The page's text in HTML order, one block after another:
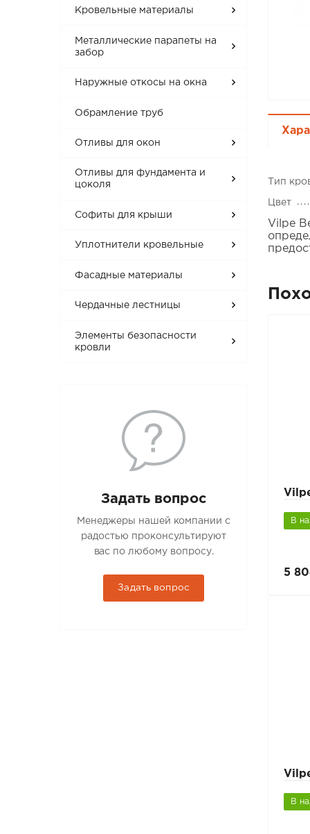
Кровельные материалы
Металлические парапеты на
забор
Наружные откосы на окна
Обрамление труб
Отливы для окон
Отливы для фундамента и
цоколя
Софиты для крыши
Уплотнители кровельные
Фасадные материалы
Чердачные лестницы
Элементы безопасности
кровли
Задать вопрос
Менеджеры нашей компании с
радостью проконсультируют
вас по любому вопросу.
Задать вопрос
Тип
Цвет
Vilpe
В
5
В